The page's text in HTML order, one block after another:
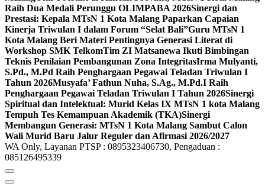
Raih Dua Medali Perunggu OLIMPABA 2026Sinergi dan
Prestasi: Kepala MTsN 1 Kota Malang Paparkan Capaian
Kinerja Triwulan I dalam Forum “Selat Bali”Guru MTsN 1
Kota Malang Beri Materi Pentingnya Generasi Literat di
Workshop SMK TelkomTim ZI Matsanewa Ikuti Bimbingan
Teknis Penilaian Pembangunan Zona IntegritasIrma Mulyanti,
S.Pd., M.Pd Raih Penghargaan Pegawai Teladan Triwulan I
Tahun 2026Musyafa’ Fathun Nuha, S.Ag., M.Pd.I Raih
Penghargaan Pegawai Teladan Triwulan I Tahun 2026Sinergi
Spiritual dan Intelektual: Murid Kelas IX MTsN 1 kota Malang
Tempuh Tes Kemampuan Akademik (TKA)Sinergi
Membangun Generasi: MTsN 1 Kota Malang Sambut Calon
Wali Murid Baru Jalur Reguler dan Afirmasi 2026/2027
WA Only, Layanan PTSP : 0895323406730, Pengaduan :
085126495339